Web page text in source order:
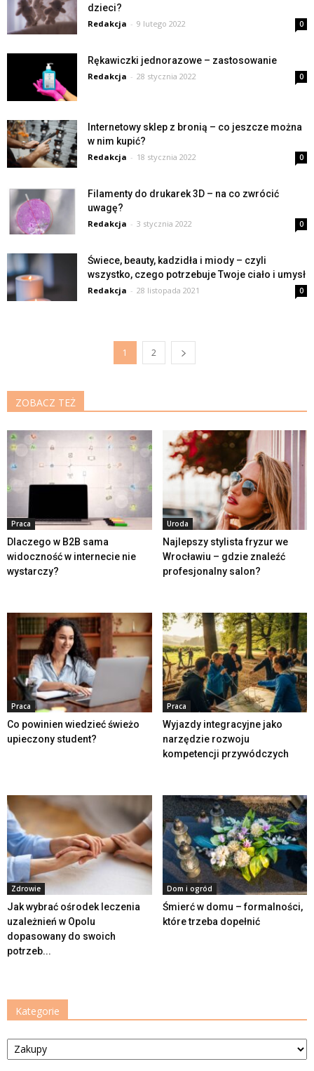
dzieci?
Redakcja - 9 lutego 2022 0
Rękawiczki jednorazowe – zastosowanie
Redakcja - 28 stycznia 2022 0
Internetowy sklep z bronią – co jeszcze można
w nim kupić?
Redakcja - 18 stycznia 2022 0
Filamenty do drukarek 3D – na co zwrócić
uwagę?
Redakcja - 3 stycznia 2022 0
Świece, beauty, kadzidła i miody – czyli
wszystko, czego potrzebuje Twoje ciało i umysł
Redakcja - 28 listopada 2021 0
1 2
ZOBACZ TEŻ
Praca
Dlaczego w B2B sama
widoczność w internecie nie
wystarczy?
Uroda
Najlepszy stylista fryzur we
Wrocławiu – gdzie znaleźć
profesjonalny salon?
Praca
Co powinien wiedzieć świeżo
upieczony student?
Praca
Wyjazdy integracyjne jako
narzędzie rozwoju
kompetencji przywódczych
Zdrowie
Jak wybrać ośrodek leczenia
uzależnień w Opolu
dopasowany do swoich
potrzeb...
Dom i ogród
Śmierć w domu – formalności,
które trzeba dopełnić
Kategorie
Kategorie